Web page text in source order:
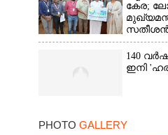
കേര;
ചെയ്തു
140
ഇനി
PHOTO GALLERY